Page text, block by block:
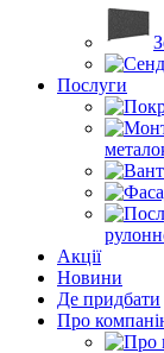
Послуги
Акції
Новини
Де придбати
Про